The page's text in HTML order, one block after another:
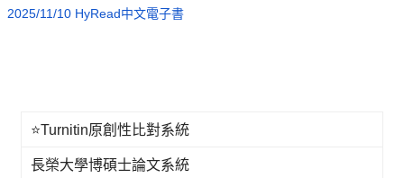
2025/11/10 HyRead中文電子書
⭐Turnitin原創性比對系統
長榮大學博碩士論文系統